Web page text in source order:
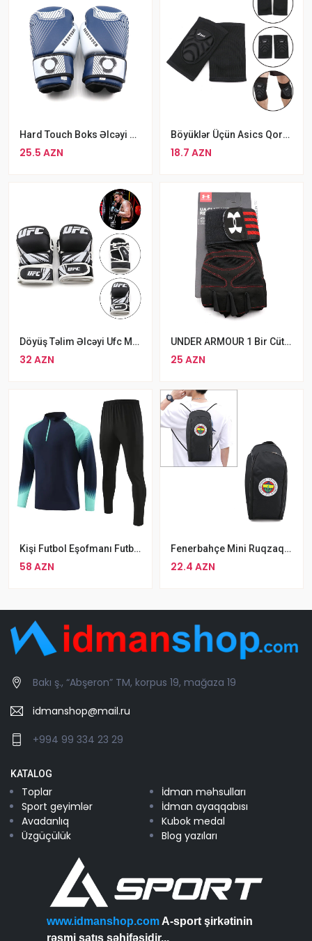
Hard Touch Boks Əlcəyi Göy MMA Əlcəyi
25.5 AZN
Böyüklər Üçün Asics Qoruyucu Dizlik 02 Standart Ölçülü Dizlik Qara
18.7 AZN
Döyüş Təlim Əlcəyi Ufc Mma Cüt Ölçü M L
32 AZN
UNDER ARMOUR 1 Bir Cüt Məşq Əlcəyi Gözəl Dizaynlı Fitness İdman Ağır Atletika Əlcəkləri Bilək Bantlı Fitness Əlcəkləri
25 AZN
Kişi Futbol Eşofmanı Futbol Məşqləri Üçün Yay Qış İdman Geyimləri
58 AZN
Fenerbahçe Mini Ruqzaq Bel Çantası Qara
22.4 AZN
Bakı ş., “Abşeron” TM, korpus 19, mağaza 19
idmanshop@mail.ru
+994 99 334 23 29
KATALOG
Toplar
İdman məhsulları
Sport geyimlər
İdman ayaqqabısı
Avadanlıq
Kubok medal
Üzgüçülük
Blog yazıları
www.idmanshop.com A-sport şirkətinin
rəsmi satış səhifəsidir...